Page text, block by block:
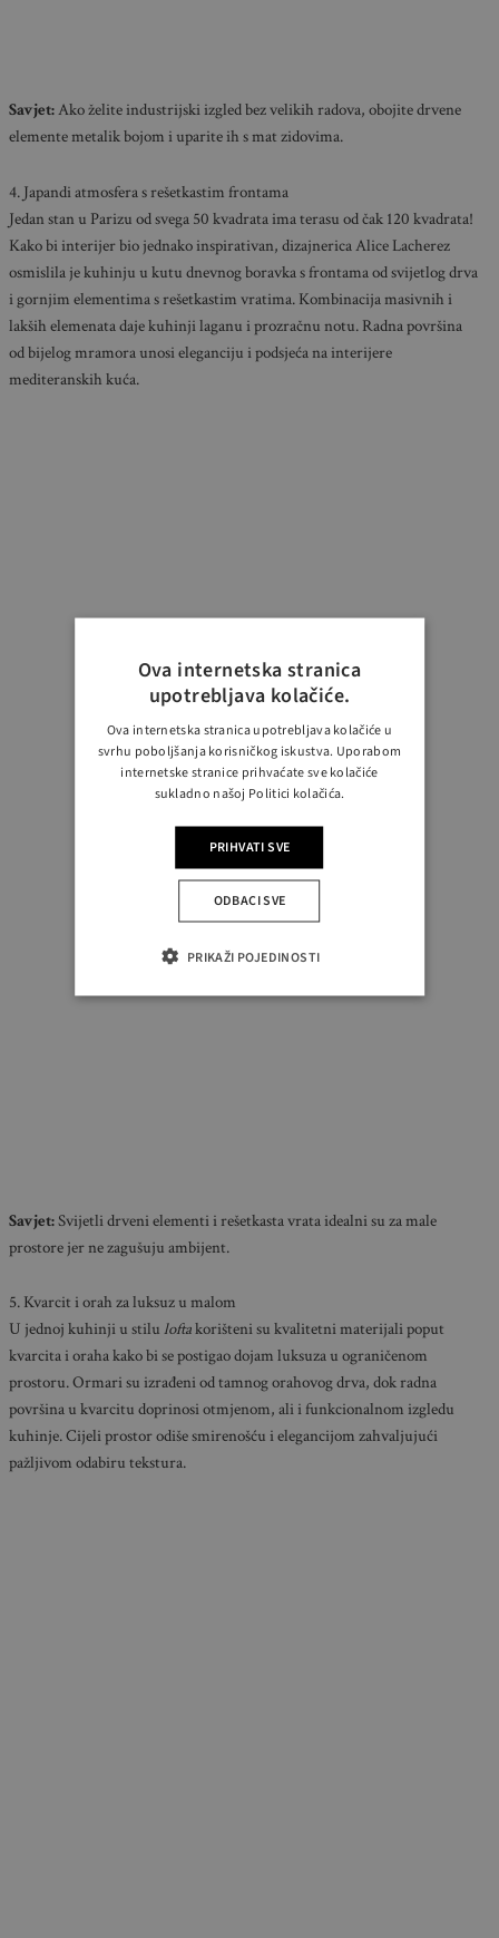
Savjet:Ako želite industrijski izgled bez velikih radova, obojite drvene
elemente metalik bojom i uparite ih s mat zidovima.
4. Japandi atmosfera s rešetkastim frontama
Jedan stan u Parizu od svega 50 kvadrata ima terasu od čak 120 kvadrata!
Kako bi interijer bio jednako inspirativan, dizajnerica Alice Lacherez
osmislila je kuhinju u kutu dnevnog boravka s frontama od svijetlog drva
i gornjim elementima s rešetkastim vratima. Kombinacija masivnih i
lakših elemenata daje kuhinji laganu i prozračnu notu. Radna površina
od bijelog mramora unosi eleganciju i podsjeća na interijere
mediteranskih kuća.
Savjet:Svijetli drveni elementi i rešetkasta vrata idealni su za male
prostore jer ne zagušuju ambijent.
5. Kvarcit i orah za luksuz u malom
U jednoj kuhinji u stilu loftakorišteni su kvalitetni materijali poput
kvarcita i oraha kako bi se postigao dojam luksuza u ograničenom
prostoru. Ormari su izrađeni od tamnog orahovog drva, dok radna
površina u kvarcitu doprinosi otmjenom, ali i funkcionalnom izgledu
kuhinje. Cijeli prostor odiše smirenošću i elegancijom zahvaljujući
pažljivom odabiru tekstura.
Ova internetska stranica
upotrebljava kolačiće.
Ova internetska stranica upotrebljava kolačiće u
svrhu poboljšanja korisničkog iskustva. Uporabom
internetske stranice prihvaćate sve kolačiće
sukladno našoj Politici kolačića.
PRIHVATI SVE
ODBACI SVE
PRIKAŽI POJEDINOSTI